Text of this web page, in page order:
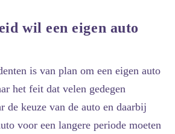
wil een eigen auto
is van plan om een eigen auto
het feit dat velen gedegen
de keuze van de auto en daarbij
voor een langere periode moeten